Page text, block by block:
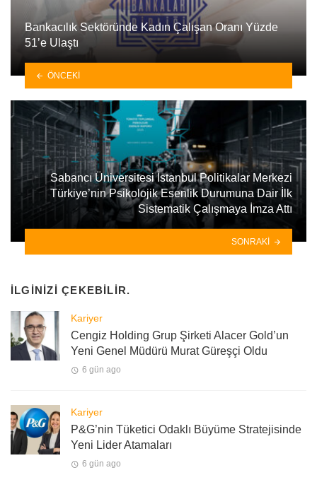
Bankacılık Sektöründe Kadın Çalışan Oranı Yüzde
51’e Ulaştı
ÖNCEKI
Sabancı Üniversitesi İstanbul Politikalar Merkezi
Türkiye’nin Psikolojik Esenlik Durumuna Dair İlk
Sistematik Çalışmaya İmza Attı
SONRAKI
İLGINIZI ÇEKEBILIR.
Kariyer
Cengiz Holding Grup Şirketi Alacer Gold’un
Yeni Genel Müdürü Murat Güreşçi Oldu
6 gün ago
Kariyer
P&G’nin Tüketici Odaklı Büyüme Stratejisinde
Yeni Lider Atamaları
6 gün ago